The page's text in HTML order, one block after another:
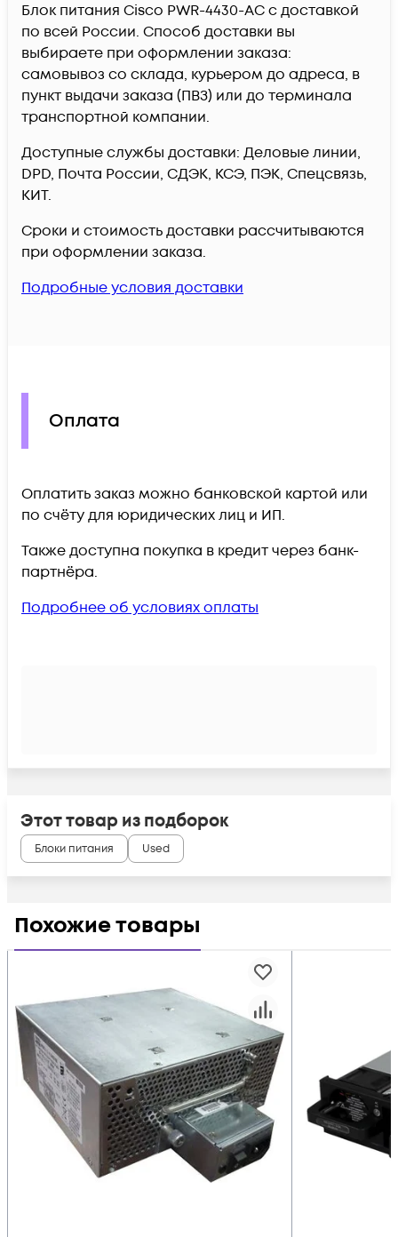
Блок питания Cisco PWR-4430-AC c доставкой
по всей России. Способ доставки вы
выбираете при оформлении заказа:
самовывоз со склада, курьером до адреса, в
пункт выдачи заказа (ПВЗ) или до терминала
транспортной компании.
Доступные службы доставки: Деловые линии,
DPD, Почта России, СДЭК, КСЭ, ПЭК, Спецсвязь,
КИТ.
Сроки и стоимость доставки рассчитываются
при оформлении заказа.
Подробные условия доставки
Оплата
Оплатить заказ можно банковской картой или
по счёту для юридических лиц и ИП.
Также доступна покупка в кредит через банк-
партнёра.
Подробнее об условиях оплаты
Этот товар из подборок
Блоки питания Used
Похожие товары